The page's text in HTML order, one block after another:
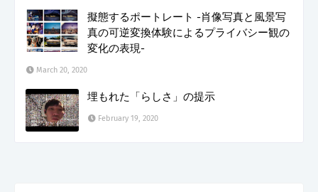
擬態するポートレート -肖像写真と風景写
真の可逆変換体験によるプライバシー観の
変化の表現-
March 20, 2020
埋もれた「らしさ」の提示
February 19, 2020